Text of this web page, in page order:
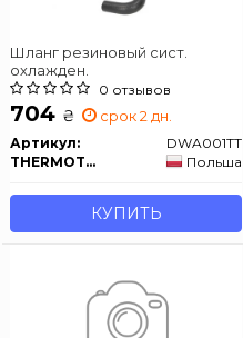
Шланг резиновый сист.
охлажден.
0 отзывов
704 ₴ срок 2 дн.
Артикул:
DWA001TT
THERMOTEC
Польша
КУПИТЬ